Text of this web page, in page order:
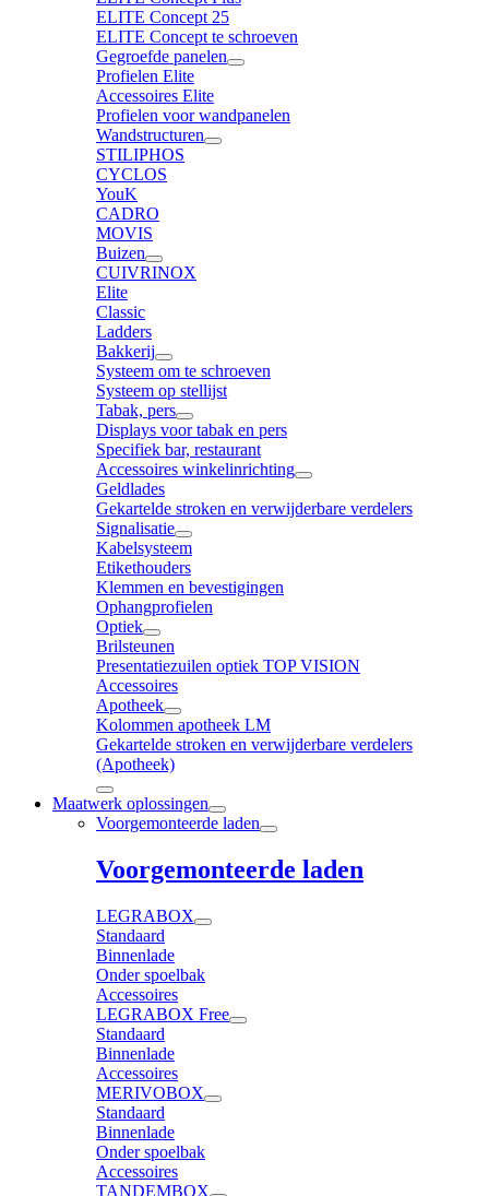
ELITE Concept 25
ELITE Concept te schroeven
Gegroefde panelen
Profielen Elite
Accessoires Elite
Profielen voor wandpanelen
Wandstructuren
STILIPHOS
CYCLOS
YouK
CADRO
MOVIS
Buizen
CUIVRINOX
Elite
Classic
Ladders
Bakkerij
Systeem om te schroeven
Systeem op stellijst
Tabak, pers
Displays voor tabak en pers
Specifiek bar, restaurant
Accessoires winkelinrichting
Geldlades
Gekartelde stroken en verwijderbare verdelers
Signalisatie
Kabelsysteem
Etikethouders
Klemmen en bevestigingen
Ophangprofielen
Optiek
Brilsteunen
Presentatiezuilen optiek TOP VISION
Accessoires
Apotheek
Kolommen apotheek LM
Gekartelde stroken en verwijderbare verdelers
(Apotheek)
Maatwerk oplossingen
Voorgemonteerde laden
Voorgemonteerde laden
LEGRABOX
Standaard
Binnenlade
Onder spoelbak
Accessoires
LEGRABOX Free
Standaard
Binnenlade
Accessoires
MERIVOBOX
Standaard
Binnenlade
Onder spoelbak
Accessoires
TANDEMBOX